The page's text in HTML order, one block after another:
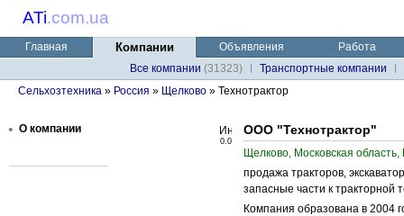
ATi.com.ua
Главная Компании Объявления
Работа
Все компании (31323)
Транспортные компании
Сельхозтехника » Россия » Щелково » Технотрактор
• О компании
0.0
ООО "Технотрактор"
Щелково, Московская область,
продажа тракторов,
запасные части к тракторной
Компания образована в 2004